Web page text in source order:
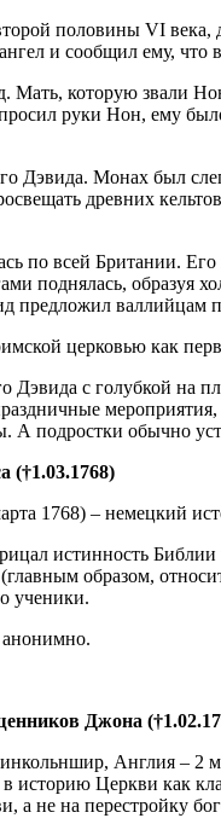
половины VI
и сообщил ему, что
которую звали
руки Нон, ему
Дэвида. Монах был
древних
по всей Британии.
поднялась,
предложил валлийцам
церковью как
Дэвида с голубкой
подростки обычно
(†1.03.1768)
1768) – немецкий
истинность
образом,
ученики.
Джона
Англия – 2
Церкви как
а не на перестройку